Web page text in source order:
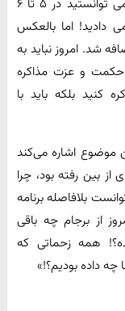
چیز را بگیرید و هیچ چیزی ندهید! خب اگر می توانستید در ۵ تا ۶
دادید! اما بالعکس
شد. امروز نباید به
حکمت و عزت مذاکره
کنید بلکه باید با
موضوع اشاره می‌کند
بین رفته بود، چرا
پس از تصویب قانون راهبردی سال ۱۳۹۹ توانست بلافاصله برنامه
از برجام چه باقی
همه زحماتی که
چه داده بودیم؟!»